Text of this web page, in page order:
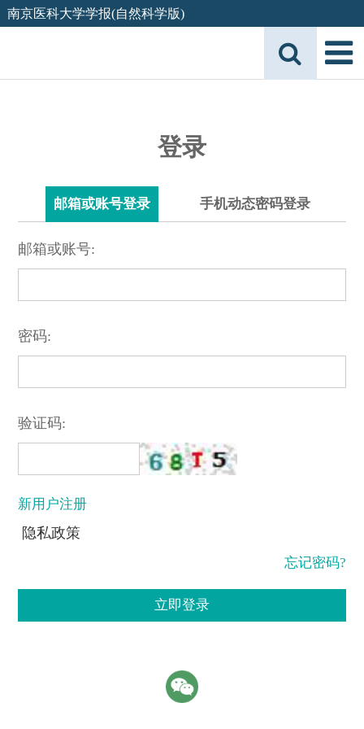
南京医科大学学报(自然科学版)
登录
邮箱或账号登录 手机动态密码登录
邮箱或账号:
密码:
验证码:
新用户注册
隐私政策
忘记密码?
立即登录